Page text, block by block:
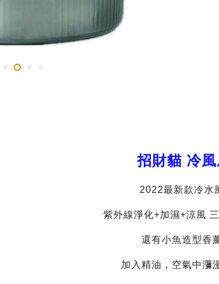
招財貓 冷風
2022最新款冷水
紫外線淨化+加濕+涼風
還有小魚造型香
加入精油，空氣中瀰